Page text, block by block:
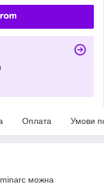
Оплата Умови
можна